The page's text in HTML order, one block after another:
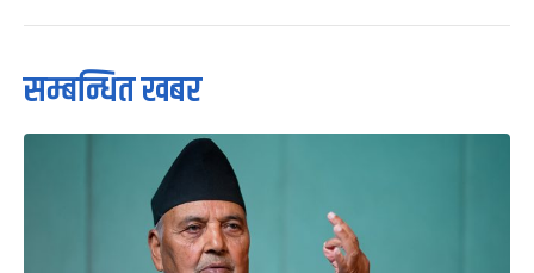
सम्बन्धित खबर